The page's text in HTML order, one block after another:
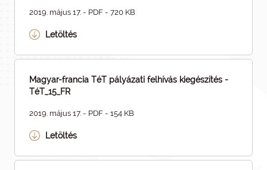
2019. május 17. - PDF - 720 KB
Letöltés
Magyar-francia TéT pályázati felhívás kiegészítés -
TéT_15_FR
2019. május 17. - PDF - 154 KB
Letöltés